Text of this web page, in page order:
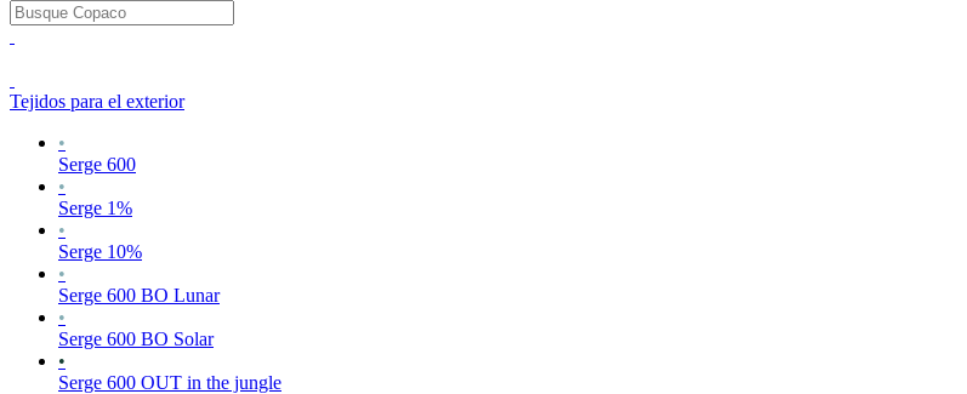
Tejidos para el exterior
•
Serge 600
•
Serge 1%
•
Serge 10%
•
Serge 600 BO Lunar
•
Serge 600 BO Solar
•
Serge 600 OUT in the jungle